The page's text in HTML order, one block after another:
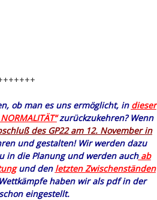
ob man es uns ermöglicht, in dieser
zurückzukehren? Wenn
des GP22 am 12. November in
und gestalten! Wir werden dazu
in die Planung und werden auchab
und den letzten Zwischenständen
haben wir als pdf in der
eingestellt.